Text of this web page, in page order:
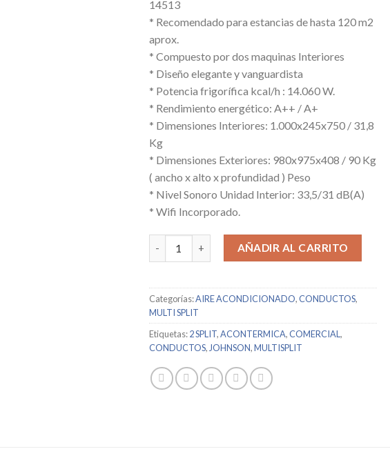
14513
* Recomendado para estancias de hasta 120 m2
aprox.
* Compuesto por dos maquinas Interiores
* Diseño elegante y vanguardista
* Potencia frigorífica kcal/h : 14.060 W.
* Rendimiento energético: A++ / A+
* Dimensiones Interiores: 1.000x245x750 / 31,8
Kg
* Dimensiones Exteriores: 980x975x408 / 90 Kg
( ancho x alto x profundidad ) Peso
* Nivel Sonoro Unidad Interior: 33,5/31 dB(A)
* Wifi Incorporado.
JOHNSON / JDM140VTWIN3K / 14513 cantidad
AÑADIR AL CARRITO
Categorías:AIRE ACONDICIONADO,CONDUCTOS,
MULTI SPLIT
Etiquetas:2 SPLIT,ACONTERMICA,COMERCIAL ,
CONDUCTOS, JOHNSON,MULTISPLIT